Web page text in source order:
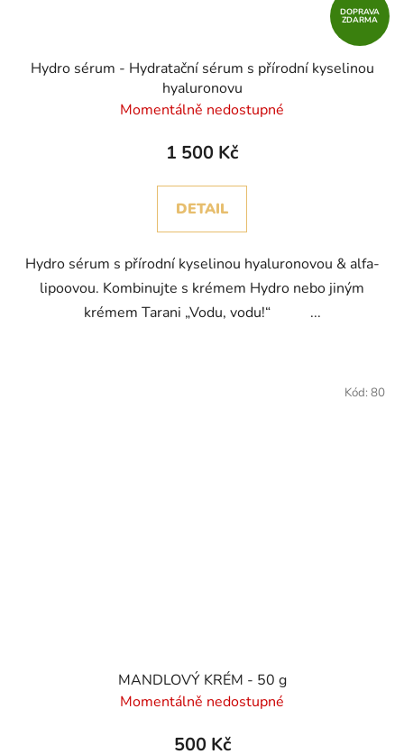
DOPRAVA
ZDARMA
Hydro sérum - Hydratační sérum s přírodní kyselinou
hyaluronovu
Momentálně nedostupné
1 500 Kč
DETAIL
Hydro sérum s přírodní kyselinou hyaluronovou & alfa-
lipoovou. Kombinujte s krémem Hydro nebo jiným
krémem Tarani „Vodu, vodu!“ ...
MANDLOVÝ KRÉM - 50 g
Momentálně nedostupné
500 Kč
Kód: 80